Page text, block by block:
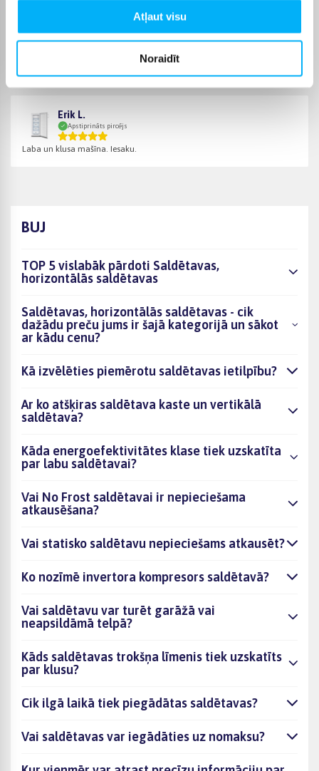
Atļaut visu
Noraidīt
Apstiprināts pircējs
Lielisks saldētājs par ļoti labu cenu. Pērkot Girenje vai Hissense, tas ir
Erik L.
Apstiprināts pircējs
Laba un klusa mašīna. Iesaku.
BUJ
TOP 5 vislabāk pārdoti Saldētavas,
horizontālās saldētavas
Saldētavas, horizontālās saldētavas - cik
dažādu preču jums ir šajā kategorijā un sākot
ar kādu cenu?
Kā izvēlēties piemērotu saldētavas ietilpību?
Ar ko atšķiras saldētava kaste un vertikālā
saldētava?
Kāda energoefektivitātes klase tiek uzskatīta
par labu saldētavai?
Vai No Frost saldētavai ir nepieciešama
atkausēšana?
Vai statisko saldētavu nepieciešams atkausēt?
Ko nozīmē invertora kompresors saldētavā?
Vai saldētavu var turēt garāžā vai
neapsildāmā telpā?
Kāds saldētavas trokšņa līmenis tiek uzskatīts
par klusu?
Cik ilgā laikā tiek piegādātas saldētavas?
Vai saldētavas var iegādāties uz nomaksu?